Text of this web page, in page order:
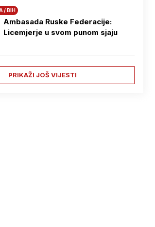
/ BIH
Ambasada Ruske Federacije:
Licemjerje u svom punom sjaju
PRIKAŽI JOŠ VIJESTI